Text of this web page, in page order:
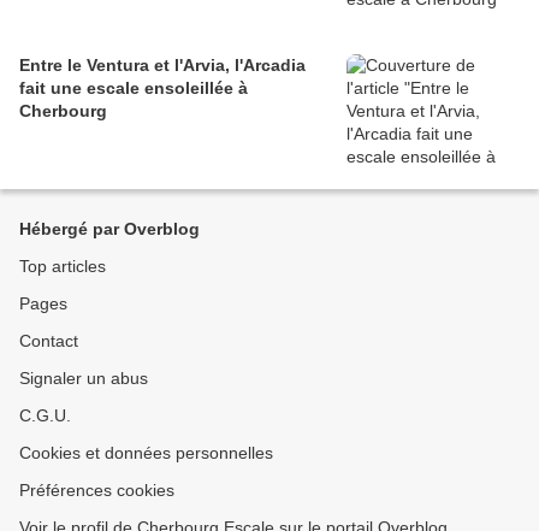
Entre le Ventura et l'Arvia, l'Arcadia
fait une escale ensoleillée à
Cherbourg
Hébergé par Overblog
Top articles
Pages
Contact
Signaler un abus
C.G.U.
Cookies et données personnelles
Préférences cookies